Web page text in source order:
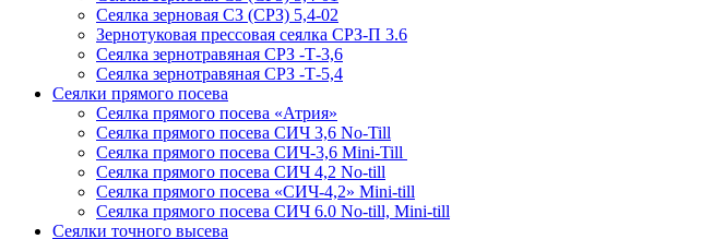
Сеялка зерновая СЗ (СРЗ) 5,4-02
Зернотуковая прессовая сеялка СРЗ-П 3.6
Сеялка зернотравяная СРЗ -Т-3,6
Сеялка зернотравяная СРЗ -Т-5,4
Сеялки прямого посева
Сеялка прямого посева «Атрия»
Сеялка прямого посева СИЧ 3,6 No-Till
Сеялка прямого посева СИЧ-3,6 Mini-Till
Сеялка прямого посева СИЧ 4,2 No-till
Сеялка прямого посева «СИЧ-4,2» Mini-till
Сеялка прямого посева СИЧ 6.0 No-till, Mini-till
Сеялки точного высева